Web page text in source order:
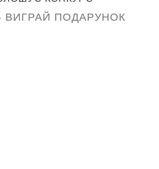
ВИГРАЙ ПОДАРУНОК